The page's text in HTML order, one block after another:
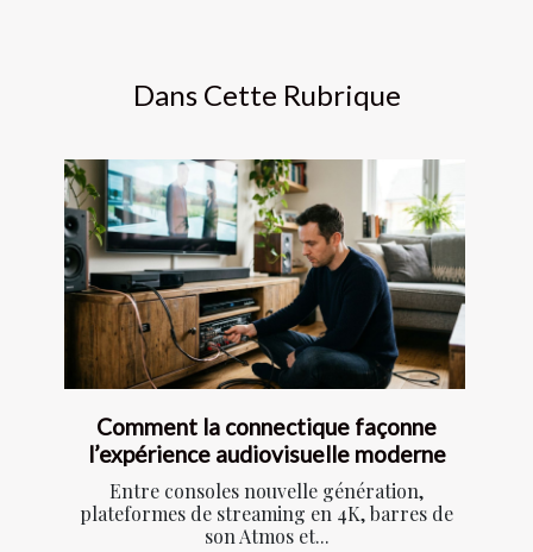
Dans Cette Rubrique
Comment la connectique façonne
l’expérience audiovisuelle moderne
Entre consoles nouvelle génération,
plateformes de streaming en 4K, barres de
son Atmos et...